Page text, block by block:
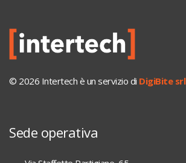
© 2026 Intertech è un servizio di DigiBite srl
Sede operativa